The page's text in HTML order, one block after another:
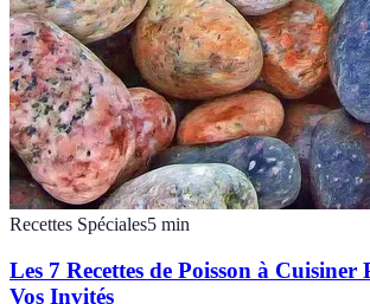
Recettes Spéciales5 min
Les 7 Recettes de Poisson à
Vos Invités